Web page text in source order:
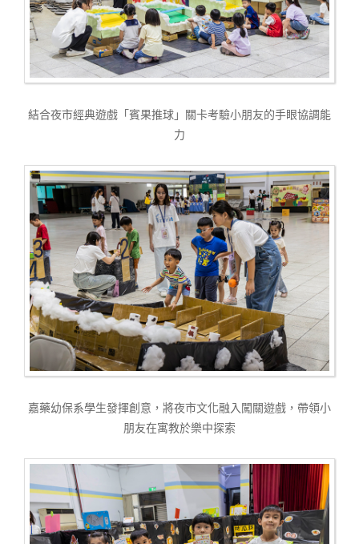
結合夜市經典遊戲「賓果推球」關卡考驗小朋友的手眼協調能
力
嘉藥幼保系學生發揮創意，將夜市文化融入闖關遊戲，帶領小
朋友在寓教於樂中探索